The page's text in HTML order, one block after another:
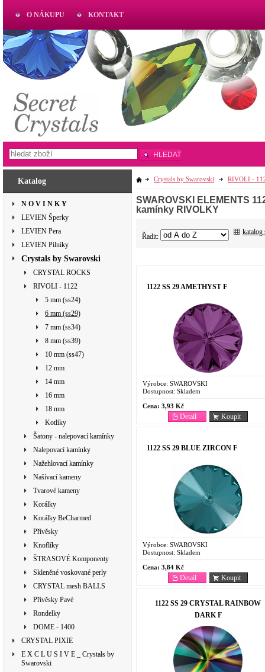
Katalog
N O V I N K Y
LEVIEN Šperky
LEVIEN Pera
LEVIEN Pilníky
Crystals by Swarovski
CRYSTAL ROCKS
RIVOLI - 1122
5 mm (ss24)
6 mm (ss29)
7 mm (ss34)
8 mm (ss39)
10 mm (ss47)
12 mm
14 mm
16 mm
18 mm
Kotlíky
Šatony - nalepovací kamínky
Nalepovací kamínky
Nažehlovací kamínky
Našívací kameny
Tvarové kameny
Korálky
Korálky BeCharmed
Přívěsky
Knoflíky
ŠTRASOVÉ Komponenty
Skleněné voskované perly
CRYSTAL mesh BALLS
Přívěsky Pavé
Rondelky
DOME - 1400
CRYSTAL PIXIE
E X C L U S I V E _ Crystals by
Swarovski
Crystals by Swarovski RIVOLI -
SWAROVSKI ELEMENTS
kamínky RIVOLKY
Řadit:
katalog
1122 SS 29 AMETHYST F
Výrobce: SWAROVSKI
Dostupnost: Skladem
Cena: 3,93 Kč
Koupit
Detail
1122 SS 29 BLUE ZIRCON F
Výrobce: SWAROVSKI
Dostupnost: Skladem
Cena: 3,84 Kč
Koupit
Detail
1122 SS 29 CRYSTAL RAINBOW
DARK F
O NÁKUPU KONTAKT
AKTUAL
www.aktual-koralky.cz
HLEDAT